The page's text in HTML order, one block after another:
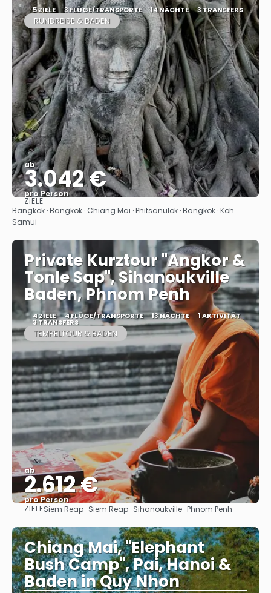
5 ZIELE 3 FLÜGE/TRANSPORTE 14 NÄCHTE 3 TRANSFERS
RUNDREISE & BADEN
ab
3.042 €
pro Person
Sehen
ZIELE
Bangkok · Bangkok · Chiang Mai · Phitsanulok · Bangkok · Koh
Samui
Private Kurztour "Angkor &
Tonle Sap", Sihanoukville
Baden, Phnom Penh
4 ZIELE 4 FLÜGE/TRANSPORTE 13 NÄCHTE 1 AKTIVITÄT
3 TRANSFERS
TEMPELTOUR & BADEN
ab
2.612 €
pro Person
Sehen
ZIELESiem Reap · Siem Reap · Sihanoukville · Phnom Penh
Chiang Mai, "Elephant
Bush Camp", Pai, Hanoi &
Baden in Quy Nhon